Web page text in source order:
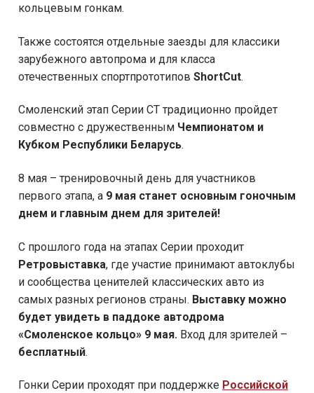
кольцевым гонкам.
Также состоятся отдельные заезды для классики
зарубежного автопрома и для класса
отечественных спортпрототипов ShortCut.
Смоленский этап Серии CT традиционно пройдет
совместно с дружественным Чемпионатом и
Кубком Республики Беларусь.
8 мая – тренировочный день для участников
первого этапа, а 9 мая станет основным гоночным
днем и главным днем для зрителей!
С прошлого года на этапах Серии проходит
Ретровыставка, где участие принимают автоклубы
и сообщества ценителей классических авто из
самых разных регионов страны. Выставку можно
будет увидеть в паддоке автодрома
«Смоленское кольцо» 9 мая. Вход для зрителей –
бесплатный.
Гонки Серии проходят при поддержке Российской